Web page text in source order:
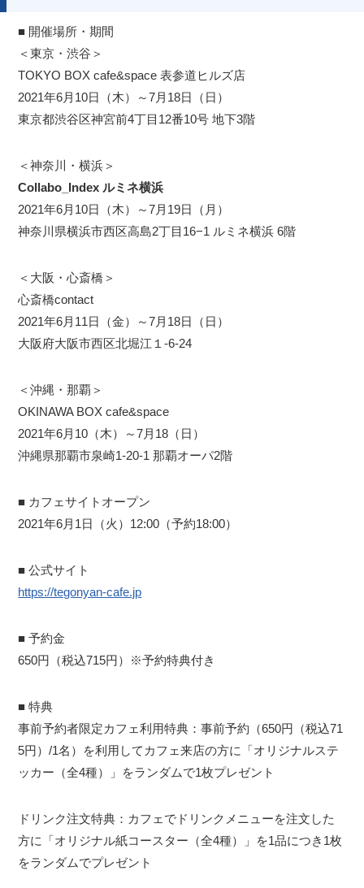
■ 開催場所・期間
＜東京・渋谷＞
TOKYO BOX cafe&space 表参道ヒルズ店
2021年6月10日（木）～7月18日（日）
東京都渋谷区神宮前4丁目12番10号 地下3階
＜神奈川・横浜＞
Collabo_Index ルミネ横浜
2021年6月10日（木）～7月19日（月）
神奈川県横浜市西区高島2丁目16−1 ルミネ横浜 6階
＜大阪・心斎橋＞
心斎橋contact
2021年6月11日（金）～7月18日（日）
大阪府大阪市西区北堀江１-6-24
＜沖縄・那覇＞
OKINAWA BOX cafe&space
2021年6月10（木）～7月18（日）
沖縄県那覇市泉崎1-20-1 那覇オーパ2階
■ カフェサイトオープン
2021年6月1日（火）12:00（予約18:00）
■ 公式サイト
https://tegonyan-cafe.jp
■ 予約金
650円（税込715円）※予約特典付き
■ 特典
事前予約者限定カフェ利用特典：事前予約（650円（税込71
5円）/1名）を利用してカフェ来店の方に「オリジナルステ
ッカー（全4種）」をランダムで1枚プレゼント
ドリンク注文特典：カフェでドリンクメニューを注文した
方に「オリジナル紙コースター（全4種）」を1品につき1枚
をランダムでプレゼント